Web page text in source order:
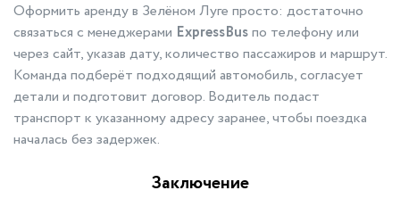
Оформить аренду в Зелёном Луге просто: достаточно
связаться с менеджерами ExpressBusпо телефону или
через сайт, указав дату, количество пассажиров и маршрут.
Команда подберёт подходящий автомобиль, согласует
детали и подготовит договор. Водитель подаст
транспорт к указанному адресу заранее, чтобы поездка
началась без задержек.
Заключение